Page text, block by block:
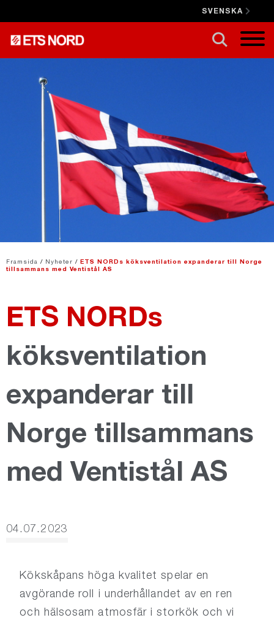
SVENSKA
Framsida / Nyheter / ETS NORDs köksventilation expanderar till Norge
tillsammans med Ventistål AS
ETS NORDs
köksventilation
expanderar till
Norge tillsammans
med Ventistål AS
04.07.2023
Kökskåpans höga kvalitet spelar en
avgörande roll i underhållandet av en ren
och hälsosam atmosfär i storkök och vi